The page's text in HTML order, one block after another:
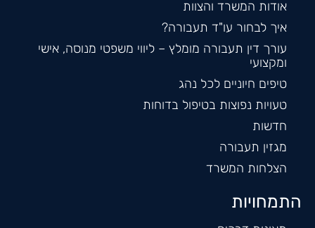
אודות המשרד והצוות
איך לבחור עו"ד תעבורה?
עורך דין תעבורה מומלץ – ליווי משפטי מנוסה, אישי
ומקצועי
טיפים חיוניים לכל נהג
טעויות נפוצות בטיפול בדוחות
חדשות
מגזין תעבורה
הצלחות המשרד
התמחויות